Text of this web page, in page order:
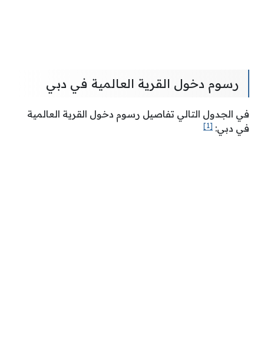
رسوم دخول القرية العالمية في دبي
في الجدول التالي تفاصيل رسوم دخول القرية العالمية
في دبي: [1]